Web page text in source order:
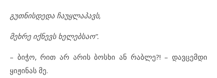
გუთნისდედა ჩაუყლაპავს,
მეხრე იქნევს ხელებსაო”.
– ბიჭო, რით არ არის ბოსხი ან რაბლე?! – დავცემდი
ყიჟინას მე.